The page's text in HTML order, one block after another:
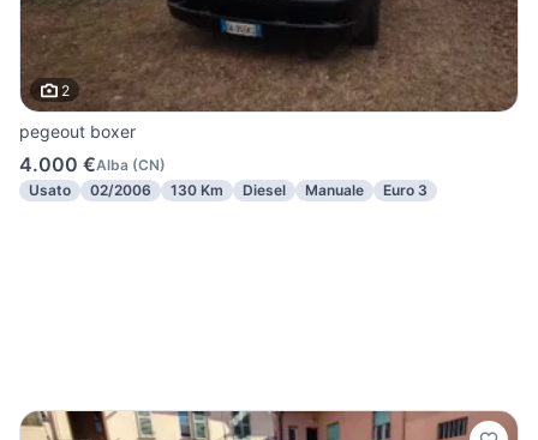
2
pegeout boxer
4.000 €Alba (CN)
Usato
02/2006 130 Km Diesel Manuale Euro 3